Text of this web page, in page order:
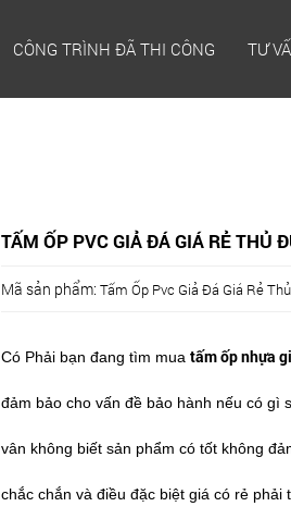
CÔNG TRÌNH ĐÃ THI CÔNG TƯ
TẤM ỐP PVC GIẢ ĐÁ GIÁ RẺ THỦ
Mã sản phẩm: Tấm Ốp Pvc Giả Đá Giá Rẻ
Có Phải bạn đang tìm mua tấm ốp nhựa
đảm bảo cho vấn đề bảo hành nếu có gì
vân không biết sản phẩm có tốt không
chắc chắn và điều đặc biệt giá có rẻ